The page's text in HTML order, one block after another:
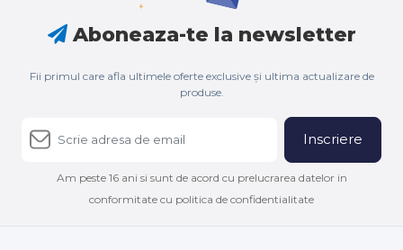
Aboneaza-te la newsletter
Fii primul care afla ultimele oferte exclusive și ultima actualizare de
produse.
Inscriere
Am peste 16 ani si sunt de acord cu prelucrarea datelor in
conformitate cu politica de confidentialitate